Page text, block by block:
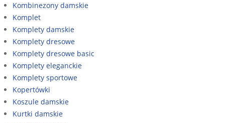
Kombinezony damskie
Komplet
Komplety damskie
Komplety dresowe
Komplety dresowe basic
Komplety eleganckie
Komplety sportowe
Kopertówki
Koszule damskie
Kurtki damskie